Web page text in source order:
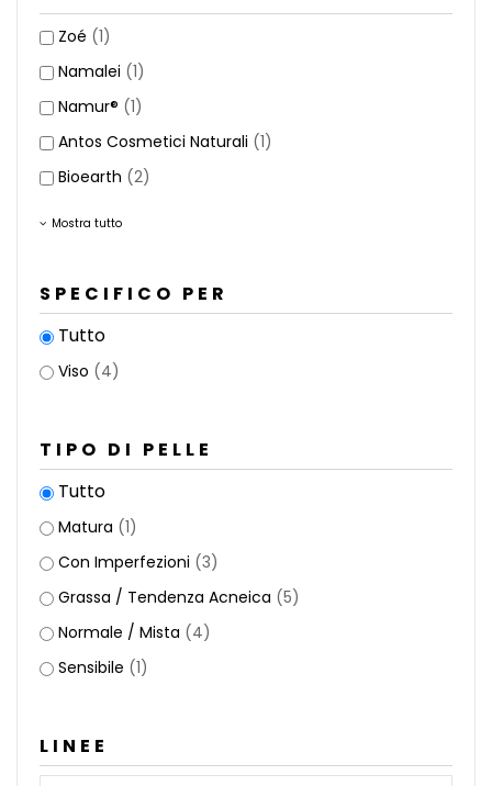
Zoé (1)
Namalei (1)
Namur® (1)
Antos Cosmetici Naturali (1)
Bioearth (2)
Mostra tutto
SPECIFICO PER
Tutto
Viso (4)
TIPO DI PELLE
Tutto
Matura (1)
Con Imperfezioni (3)
Grassa / Tendenza Acneica (5)
Normale / Mista (4)
Sensibile (1)
LINEE